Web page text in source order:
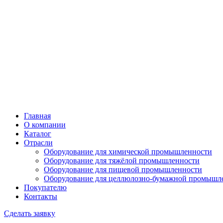
Главная
О компании
Каталог
Отрасли
Оборудование для химической промышленности
Оборудование для тяжёлой промышленности
Оборудование для пищевой промышленности
Оборудование для целлюлозно-бумажной
Покупателю
Контакты
Сделать заявку